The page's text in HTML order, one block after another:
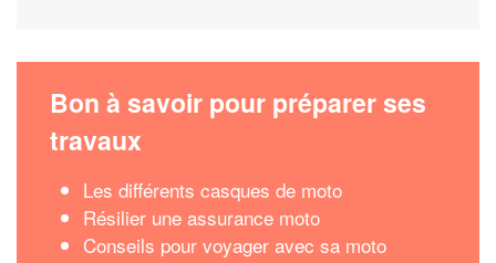
Bon à savoir pour préparer ses
travaux
Les différents casques de moto
Résilier une assurance moto
Conseils pour voyager avec sa moto